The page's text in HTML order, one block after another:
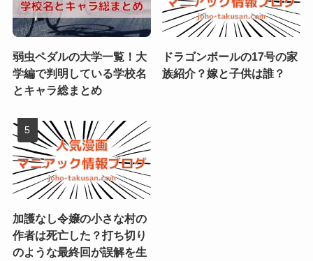
弱虫ペダルの大学一覧！大
学編で判明している学校名
とキャラ総まとめ
ドラゴンボールの17号の家
族紹介？嫁と子供は誰？
加護なし令嬢の小さな村の
作者は死亡した？打ち切り
のような最終回が誤解を生